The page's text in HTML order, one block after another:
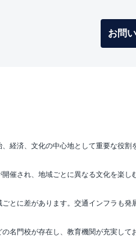
お問
経済、文化の中心地として重要な役割
催され、地域ごとに異なる文化を楽し
とに差があります。交通インフラも発
名門校が存在し、教育機関が充実して